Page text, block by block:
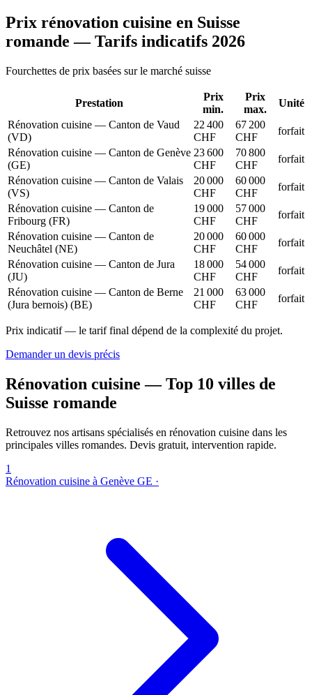
Prix rénovation cuisine en Suisse
romande — Tarifs indicatifs 2026
Fourchettes de prix basées sur le marché suisse
Prestation
Prix
min.
Prix
max.
Unité
Rénovation cuisine — Canton de Vaud
(VD)
22 400
CHF
67 200
CHF
forfait
Rénovation cuisine — Canton de Genève
(GE)
23 600
CHF
70 800
CHF
forfait
Rénovation cuisine — Canton de Valais
(VS)
20 000
CHF
60 000
CHF
forfait
Rénovation cuisine — Canton de
Fribourg (FR)
19 000
CHF
57 000
CHF
forfait
Rénovation cuisine — Canton de
Neuchâtel (NE)
20 000
CHF
60 000
CHF
forfait
Rénovation cuisine — Canton de Jura
(JU)
18 000
CHF
54 000
CHF
forfait
Rénovation cuisine — Canton de Berne
(Jura bernois) (BE)
21 000
CHF
63 000
CHF
forfait
Prix indicatif — le tarif final dépend de la complexité du projet.
Demander un devis précis
Rénovation cuisine — Top 10 villes de
Suisse romande
Retrouvez nos artisans spécialisés en rénovation cuisine dans les
principales villes romandes. Devis gratuit, intervention rapide.
1
Rénovation cuisine à Genève GE ·